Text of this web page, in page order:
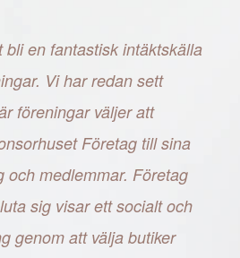
bli en fantastisk intäktskälla
Vi har redan sett
föreningar väljer att
Företag till sina
och medlemmar. Företag
sig visar ett socialt och
genom att välja butiker